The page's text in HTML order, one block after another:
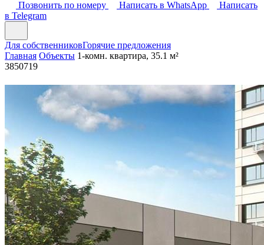
Позвонить по номеру
Написать в WhatsApp
Написать
в Telegram
Для собственниковГорячие предложения
Главная Объекты 1-комн. квартира, 35.1 м²
3850719